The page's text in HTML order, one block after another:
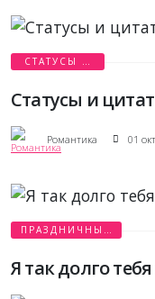
СТАТУСЫ И
ЦИТАТЫ
Статусы и
Романтика 01
ПРАЗДНИЧНЫЕ
ИСТОРИИ
Я так долго